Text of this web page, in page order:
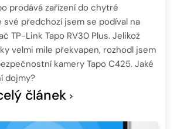
prodává zařízení do chytré
předchozí jsem se podíval na
TP-Link Tapo RV30 Plus. Jelikož
velmi mile překvapen, rozhodl jsem
kamery Tapo C425. Jaké
dojmy?
článek